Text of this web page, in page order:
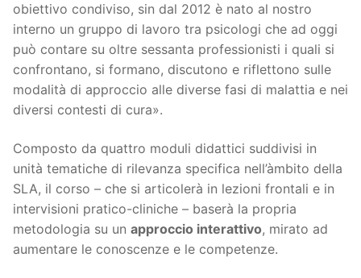
obiettivo condiviso, sin dal 2012 è nato al nostro
interno un gruppo di lavoro tra psicologi che ad oggi
può contare su oltre sessanta professionisti i quali si
confrontano, si formano, discutono e riflettono sulle
modalità di approccio alle diverse fasi di malattia e nei
diversi contesti di cura».
Composto da quattro moduli didattici suddivisi in
unità tematiche di rilevanza specifica nell’àmbito della
SLA, il corso – che si articolerà in lezioni frontali e in
intervisioni pratico-cliniche – baserà la propria
metodologia su un approccio interattivo, mirato ad
aumentare le conoscenze e le competenze.